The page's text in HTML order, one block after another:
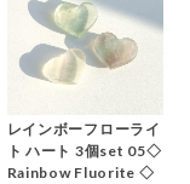
レインボーフローライ
ト ハート 3個set 05◇
Rainbow Fluorite ◇